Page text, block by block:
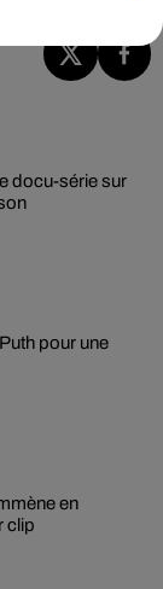
docu-série sur
pour une
en
clip